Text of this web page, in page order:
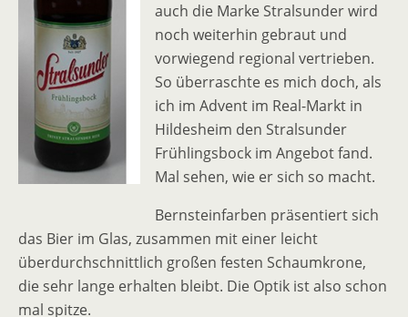
auch die Marke Stralsunder wird
noch weiterhin gebraut und
vorwiegend regional vertrieben.
So überraschte es mich doch, als
ich im Advent im Real-Markt in
Hildesheim den Stralsunder
Frühlingsbock im Angebot fand.
Mal sehen, wie er sich so macht.
Bernsteinfarben präsentiert sich
das Bier im Glas, zusammen mit einer leicht
überdurchschnittlich großen festen Schaumkrone,
die sehr lange erhalten bleibt. Die Optik ist also schon
mal spitze.